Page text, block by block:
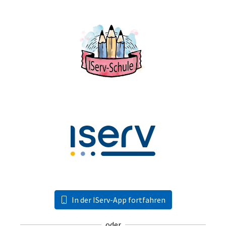
In der IServ-App fortfahren